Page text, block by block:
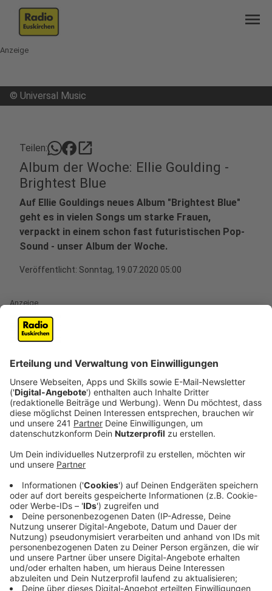
menu
Anzeige
© Universal Music
Teilen: open_in_new
Album der Woche: Ellie Goulding -
Brightest Blue
Auf Ellie Gouldings neues Album "Brightest Blue"
geht es in vielen Songs um starke Frauen,
verpackt in einem schon fast futuristischen Pop-
Sound - unser Album der Woche.
Veröffentlicht: Sonntag, 19.07.2020 05:00
Anzeige
Zehn Jahre nach ihrem Debüt bringt Ellie Goulding ihr
viertes Album heraus. Dabei ist "Brightest Blue" in zwei
MIR. Ich habe die Texte geschrieben, an den Melodien,
Chören und Akkorden gearbeitet. Und die B-Seite ist
eher so ein Alter Ego. Ich wollte auch diesen Songs
Platz einräumen, die vor allem in den USA erfolgreich
waren. Aber mit ihnen identifiziere ich mich als
Künstlerin nicht so sehr. Darum die Idee des Alter
Anzeige
Die Kraft von innen
Anzeige